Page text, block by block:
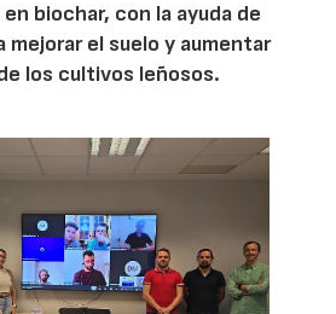
biochar, con la ayuda de
mejorar el suelo y aumentar
los cultivos leñosos.